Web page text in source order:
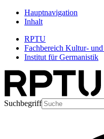
Hauptnavigation
Inhalt
RPTU
Fachbereich Kultur-
Institut für Germanistik
Suchbegriff